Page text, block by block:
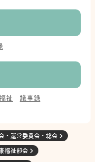
祉 議事録
・運営委員会・総会
福祉部会